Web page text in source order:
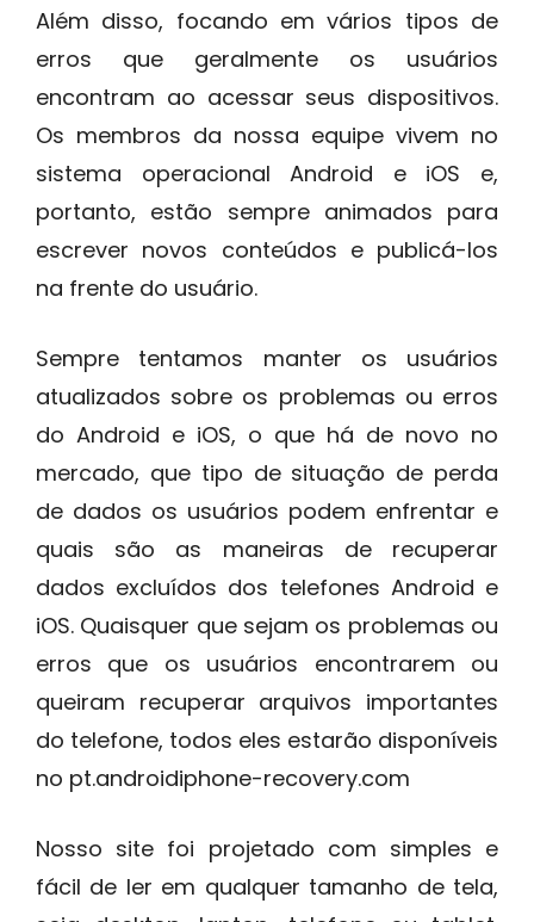
Além disso, focando em vários tipos de
erros que geralmente os usuários
encontram ao acessar seus dispositivos.
Os membros da nossa equipe vivem no
sistema operacional Android e iOS e,
portanto, estão sempre animados para
escrever novos conteúdos e publicá-los
na frente do usuário.
Sempre tentamos manter os usuários
atualizados sobre os problemas ou erros
do Android e iOS, o que há de novo no
mercado, que tipo de situação de perda
de dados os usuários podem enfrentar e
quais são as maneiras de recuperar
dados excluídos dos telefones Android e
iOS. Quaisquer que sejam os problemas ou
erros que os usuários encontrarem ou
queiram recuperar arquivos importantes
do telefone, todos eles estarão disponíveis
no pt.androidiphone-recovery.com
Nosso site foi projetado com simples e
fácil de ler em qualquer tamanho de tela,